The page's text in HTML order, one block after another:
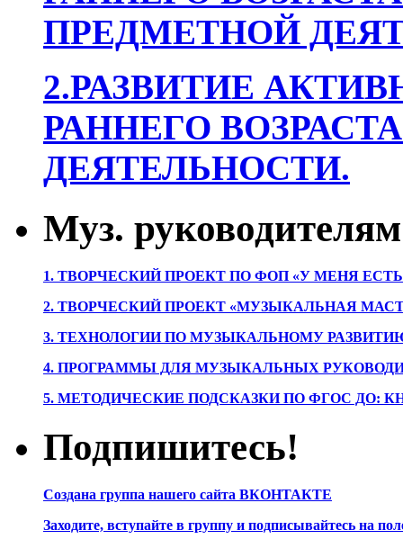
ПРЕДМЕТНОЙ
2.РАЗВИТИЕ
РАННЕГО
ДЕЯТЕЛЬНОСТИ.
Муз. руководителям
1. ТВОРЧЕСКИЙ ПРОЕКТ ПО ФОП «У МЕНЯ
2. ТВОРЧЕСКИЙ ПРОЕКТ «МУЗЫКАЛЬНАЯ
3. ТЕХНОЛОГИИ ПО МУЗЫКАЛЬНОМУ
4. ПРОГРАММЫ ДЛЯ МУЗЫКАЛЬНЫХ
5. МЕТОДИЧЕСКИЕ ПОДСКАЗКИ ПО ФГОС ДО:
Подпишитесь!
Создана группа нашего сайта ВКОНТАКТЕ
Заходите, вступайте в группу и подписывайтесь на